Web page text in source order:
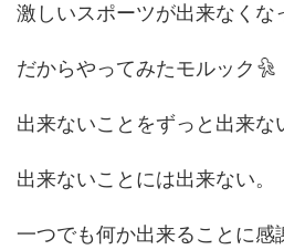
激しいスポーツが出来なくな
だからやってみたモルック
出来ないことをずっと出来な
出来ないことには出来ない。
一つでも何か出来ることに感